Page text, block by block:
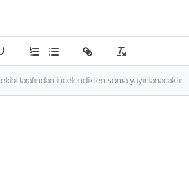
ekibi tarafından incelendikten sonra yayınlanacaktır.